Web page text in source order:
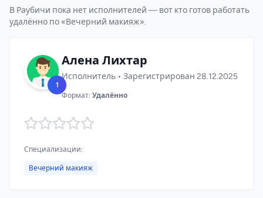
В Раубичи пока нет исполнителей — вот кто готов работать
удалённо по «Вечерний макияж».
1
Алена Лихтар
Исполнитель • Зарегистрирован 28.12.2025
Формат: Удалённо
Специализации:
Вечерний макияж